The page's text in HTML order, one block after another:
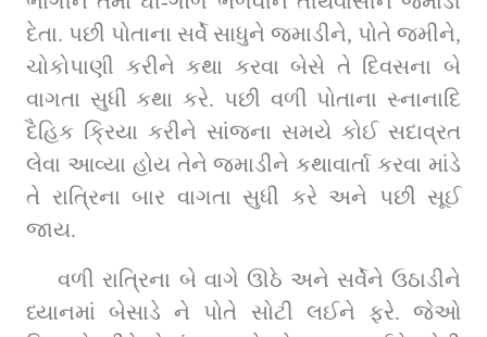
દેતા. પછી પોતાના સર્વે સાધુને જમાડીને, પોતે જમીને,
ચોકોપાણી કરીને કથા કરવા બેસે તે દિવસના બે
વાગતા સુધી કથા કરે. પછી વળી પોતાના સ્‍નાનાદિ
દૈહિક ક્રિયા કરીને સાંજના સમયે કોઈ સદાવ્રત
લેવા આવ્યા હોય તેને જમાડીને કથાવાર્તા કરવા માંડે
તે રાત્રિના બાર વાગતા સુધી કરે અને પછી સૂઈ
જાય.
વળી રાત્રિના બે વાગે ઊઠે અને સર્વેને ઉઠાડીને
ધ્‍યાનમાં બેસાડે ને પોતે સોટી લઈને ફરે. જેઓ